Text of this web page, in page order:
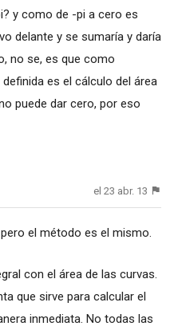
y como de -pi a cero es
delante y se sumaría y daría
no se, es que como
es el cálculo del área
puede dar cero, por eso
el 23 abr. 13
el método es el mismo.
con el área de las curvas.
que sirve para calcular el
inmediata. No todas las